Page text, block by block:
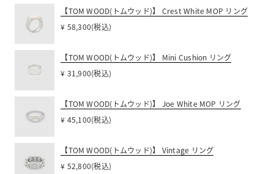
【TOM WOOD(トムウッド)】 Crest White MOP リング
¥ 58,300(税込)
【TOM WOOD(トムウッド)】 Mini Cushion リング
¥ 31,900(税込)
【TOM WOOD(トムウッド)】 Joe White MOP リング
¥ 45,100(税込)
【TOM WOOD(トムウッド)】 Vintage リング
¥ 52,800(税込)